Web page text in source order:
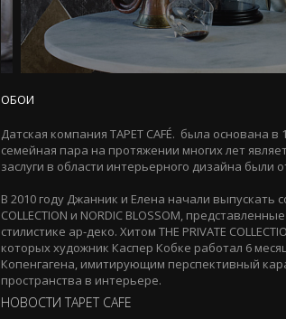
ОБОИ
Датская компания TAPET CAFÉ. была основана
семейная пара на протяжении многих лет
заслуги в области интерьерного дизайна
В 2010 году Джанник и Елена начали выпускать
COLLECTION и NORDIC BLOSSOM,
стилистике ар-деко. Хитом THE PRIVATE
которых художник Каспер Кобке работал 6
Копенгагена, имитирующим перспективный
пространства в интерьере.
НОВОСТИ TAPET CAFE